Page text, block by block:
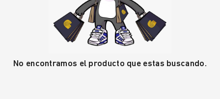
No encontramos el producto que estas buscando.